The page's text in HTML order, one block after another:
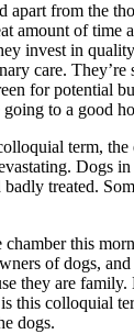
apart from the
amount of time
invest in
care.
for potential
going to a good
term, the
Dogs
treated.
chamber this
of dogs,
they are
this colloquial
dogs.